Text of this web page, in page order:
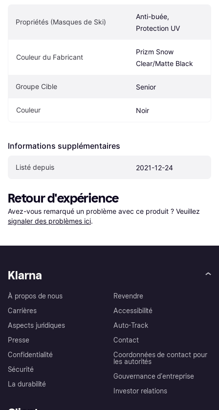
Propriétés (Masques de Ski)
Anti-buée,
Protection UV
Couleur du Fabricant
Prizm Snow
Clear/Matte Black
Groupe Cible Senior
Couleur Noir
Informations supplémentaires
Listé depuis 2021-12-24
Retour d'expérience
Avez-vous remarqué un problème avec ce produit ? Veuillez
signaler des problèmes ici.
Klarna
À propos de nous
Carrières
Aspects juridiques
Presse
Confidentialité
Sécurité
La durabilité
Revendre
Accessibilité
Auto-Track
Contact
Coordonnées de contact pour
les autorités
Gouvernance d’entreprise
Investor relations